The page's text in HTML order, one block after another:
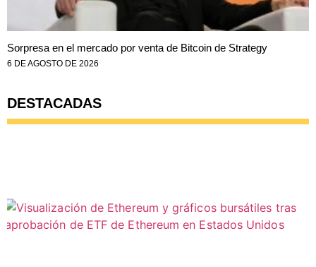
Sorpresa en el mercado por venta de Bitcoin de Strategy
6 DE AGOSTO DE 2026
DESTACADAS